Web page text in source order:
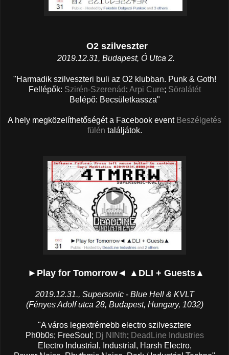
O2 szilveszter
2019.12.31, Budapest, Ó Utca 2.
"Harmadik szilveszteri buli az O2 klubban. Punk & Goth!
Fellépők: Szirén-Szerenád; Arpi Cure; Söralátét
Belépő: Becsületkassza"
A hely megközelíthetőségét a Facebook event Beszélgetés
fülén találjátok.
►Play for Tomorrow◄ ▲DLI + Guests▲
2019.12.31., Supersonic - Blue Hell & KVLT
(Fényes Adolf utca 28, Budapest, Hungary, 1032)
"A város legextrémebb electro szilvesztere
Ph0b0s; FreeSoul; Dj NINth; DeadLine Industries
Electro Industrial, Industrial, Harsh Electro,